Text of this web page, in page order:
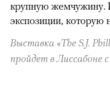
крупную жемчужину.
экспозиции, которую
Выставка «The S.J.
пройдет в Лиссабоне